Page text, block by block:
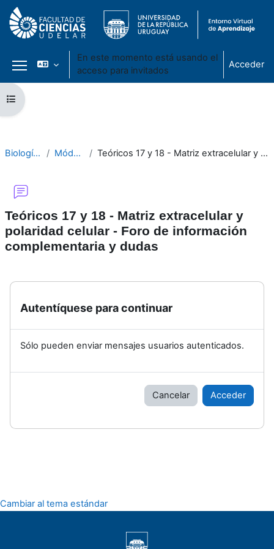
Salta al contenido principal
Panel lateral
En este momento está usando el
acceso para invitados
Acceder
Abrir índice del curso
Biología Celular 2020 Módulo II - Teóricos Teóricos 17 y 18 - Matriz extracelular y polaridad celular - Foro de información complementaria y dudas
Teóricos 17 y 18 - Matriz extracelular y
polaridad celular - Foro de información
complementaria y dudas
Autentíquese para continuar
Sólo pueden enviar mensajes usuarios autenticados.
Cancelar Acceder
Cambiar al tema estándar